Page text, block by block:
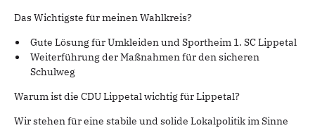
Das Wichtigste für meinen Wahlkreis?
Gute Lösung für Umkleiden und Sportheim 1. SC Lippetal
Weiterführung der Maßnahmen für den sicheren
Schulweg
Warum ist die CDU Lippetal wichtig für Lippetal?
Wir stehen für eine stabile und solide Lokalpolitik im Sinne